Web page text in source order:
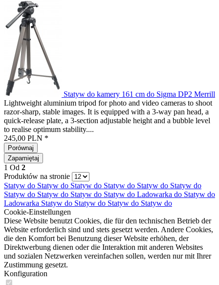
Statyw do kamery 161 cm do Sigma DP2 Merrill
Lightweight aluminium tripod for photo and video cameras to shoot
razor-sharp, stable images. It is equipped with a 3-way pan head, a
quick-release plate, a 3-section adjustable height and a bubble level
to realise optimum stability....
245,00 PLN *
Porównaj
Zapamiętaj
1 Od 2
Produktów na stronie
Statyw do Statyw do Statyw do Statyw do Statyw do Statyw do
Statyw do Statyw do Statyw do Statyw do Ladowarka do Statyw do
Ladowarka Statyw do Statyw do Statyw do Statyw do
Cookie-Einstellungen
Diese Website benutzt Cookies, die für den technischen Betrieb der
Website erforderlich sind und stets gesetzt werden. Andere Cookies,
die den Komfort bei Benutzung dieser Website erhöhen, der
Direktwerbung dienen oder die Interaktion mit anderen Websites
und sozialen Netzwerken vereinfachen sollen, werden nur mit Ihrer
Zustimmung gesetzt.
Konfiguration